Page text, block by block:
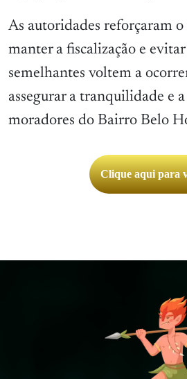
As autoridades reforçaram
manter a fiscalização e
semelhantes voltem a
assegurar a tranquilidade e
moradores do Bairro Belo
Clique aqui para